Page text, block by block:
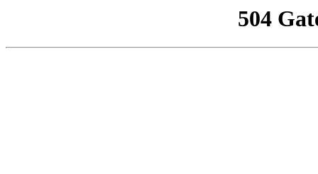
504